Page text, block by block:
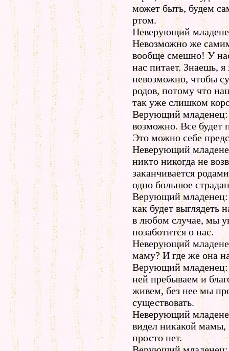
может быть, будем
ртом.
Неверующий
Невозможно же
вообще смешно! У
нас питает. Знаешь, я
невозможно, чтобы
родов, потому что
так уже слишком
Верующий младенец:
возможно. Все будет
Это можно себе
Неверующий
никто никогда не
заканчивается
одно большое
Верующий младенец:
как будет выглядеть
в любом случае, мы
позаботится о нас.
Неверующий
маму? И где же она
Верующий младенец:
ней пребываем и
живем, без нее мы
существовать.
Неверующий
видел никакой мамы,
просто нет.